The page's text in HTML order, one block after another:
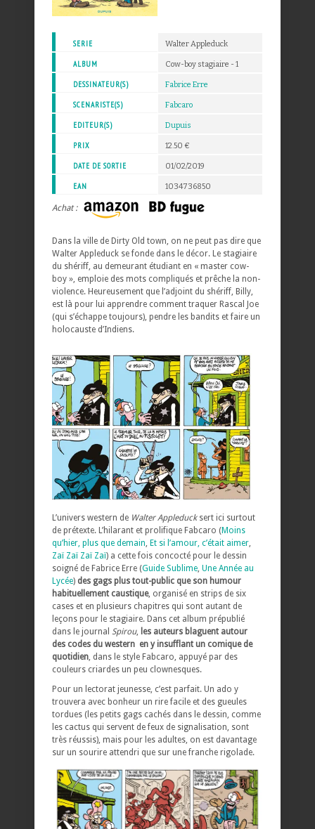
SERIE Walter Appleduck
ALBUM Cow-boy stagiaire - 1
DESSINATEUR(S) Fabrice Erre
SCENARISTE(S) Fabcaro
EDITEUR(S) Dupuis
PRIX 12.50 €
DATE DE SORTIE 01/02/2019
EAN 1034736850
Achat :
Dans la ville de Dirty Old town, on ne peut pas dire que
Walter Appleduck se fonde dans le décor. Le stagiaire
du shériff, au demeurant étudiant en « master cow-
boy », emploie des mots compliqués et prêche la non-
violence. Heureusement que l’adjoint du shériff, Billy,
est là pour lui apprendre comment traquer Rascal Joe
(qui s’échappe toujours), pendre les bandits et faire un
holocauste d’Indiens.
L’univers western de Walter Appleducksert ici surtout
de prétexte. L’hilarant et prolifique Fabcaro (Moins
qu’hier, plus que demain Et si l’amour, c’était aimer
Zaï Zaï Zaï Zaï) a cette fois concocté pour le dessin
soigné de Fabrice Erre (Guide Sublime Une Année au
Lycée) des gags plus tout-public que son humour
habituellement caustique, organisé en strips de six
cases et en plusieurs chapitres qui sont autant de
leçons pour le stagiaire. Dans cet album prépublié
dans le journal
Spirou,
les auteurs blaguent autour
des codes du western en y insufflant un comique de
quotidien , dans le style Fabcaro, appuyé par des
couleurs criardes un peu clownesques.
Pour un lectorat jeunesse, c’est parfait. Un ado y
trouvera avec bonheur un rire facile et des gueules
tordues (les petits gags cachés dans le dessin, comme
les cactus qui servent de feux de signalisation, sont
très réussis), mais pour les adultes, on est davantage
sur un sourire attendri que sur une franche rigolade.